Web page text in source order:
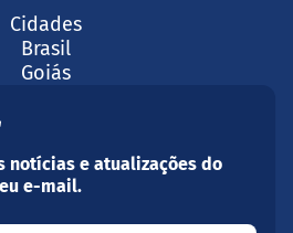
Cidades
Brasil
Goiás
notícias e atualizações do
e-mail.